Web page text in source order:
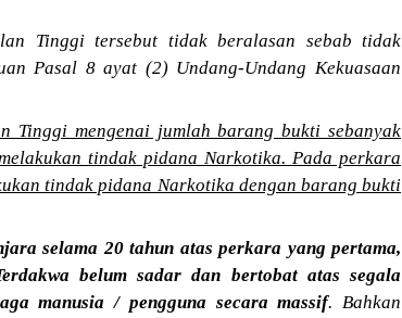
Tinggi tersebut tidak beralasan sebab tidak
Pasal 8 ayat (2) Undang-Undang Kekuasaan
Tinggi mengenai jumlah barang bukti sebanyak
tindak pidana Narkotika. Pada perkara
tindak pidana Narkotika dengan barang bukti
selama 20 tahun atas perkara yang pertama,
belum sadar dan bertobat atas segala
manusia / pengguna secara massif. Bahkan